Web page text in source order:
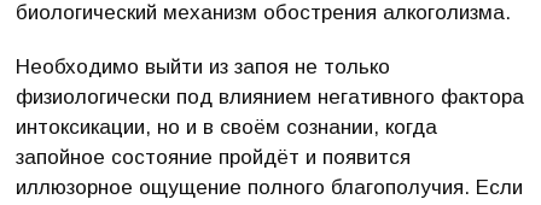
биологический механизм обострения алкоголизма.
Необходимо выйти из запоя не только
физиологически под влиянием негативного фактора
интоксикации, но и в своём сознании, когда
запойное состояние пройдёт и появится
иллюзорное ощущение полного благополучия. Если